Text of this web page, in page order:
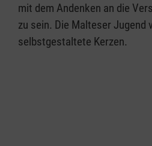
mit dem Andenken an die
zu sein. Die Malteser Jugend
selbstgestaltete Kerzen.